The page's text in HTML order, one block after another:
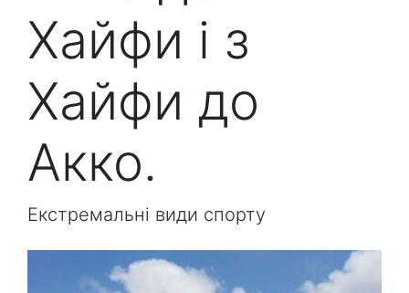
Хайфи і з
Хайфи до
Акко.
Екстремальні види спорту